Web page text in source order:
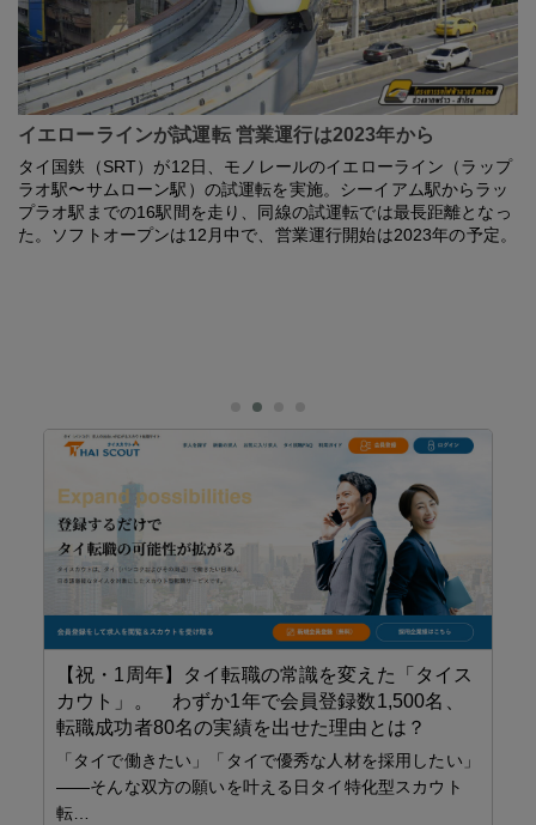
イエローラインが試運転 営業運行は2023年から
タイ国鉄（SRT）が12日、モノレールのイエローライン（ラップ
ラオ駅〜サムローン駅）の試運転を実施。シーイアム駅からラッ
プラオ駅までの16駅間を走り、同線の試運転では最長距離となっ
た。ソフトオープンは12月中で、営業運行開始は2023年の予定。
【祝・1周年】タイ転職の常識を変えた「タイス
カウト」。 わずか1年で会員登録数1,500名、
転職成功者80名の実績を出せた理由とは？
「タイで働きたい」「タイで優秀な人材を採用したい」
——そんな双方の願いを叶える日タイ特化型スカウト
転…